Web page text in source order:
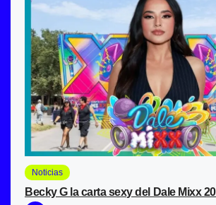
Noticias
Becky G la carta sexy del Dale Mixx